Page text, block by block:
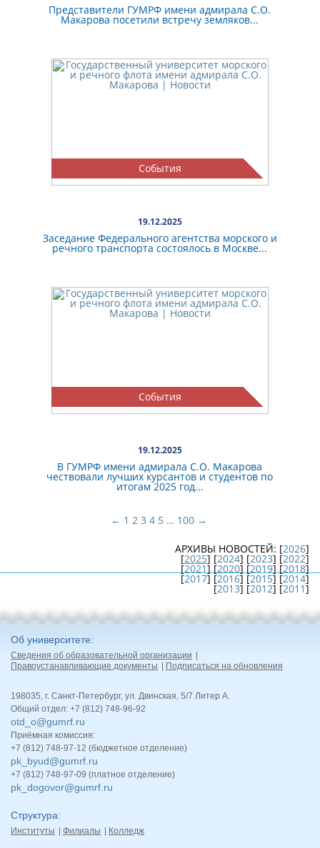
Представители ГУМРФ имени адмирала С.О.
Макарова посетили встречу земляков...
События
19.12.2025
Заседание Федерального агентства морского и
речного транспорта состоялось в Москве...
События
19.12.2025
В ГУМРФ имени адмирала С.О. Макарова
чествовали лучших курсантов и студентов по
итогам 2025 год...
← 1 2 3 4 5 … 100 →
АРХИВЫ НОВОСТЕЙ: [2026]
[2025] [2024] [2023] [2022]
[2021] [2020] [2019] [2018]
[2017] [2016] [2015] [2014]
[2013] [2012] [2011]
Об университете
Сведения об образовательной организации
Правоустанавливающие документы
Подписаться на обновления
198035, г. Санкт-Петербург, ул. Двинская, 5/7 Литер А.
Общий отдел: +7 (812) 748-96-92
otd_o@gumrf.ru
Приёмная комиссия:
+7 (812) 748-97-12 (бюджетное отделение)
pk_byud@gumrf.ru
+7 (812) 748-97-09 (платное отделение)
pk_dogovor@gumrf.ru
Структура
Институты Филиалы Колледж